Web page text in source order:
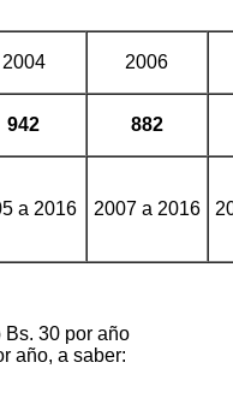
2004 2006
942 882
a 2016 2007 a 2016
Bs. 30 por año
año, a saber: